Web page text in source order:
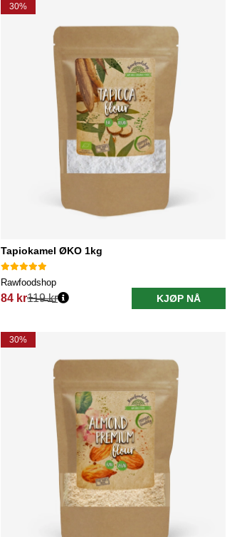
30%
Tapiokamel ØKO 1kg
Rawfoodshop
84 kr
Vanlig pris:
119 kr KJØP NÅ
30%